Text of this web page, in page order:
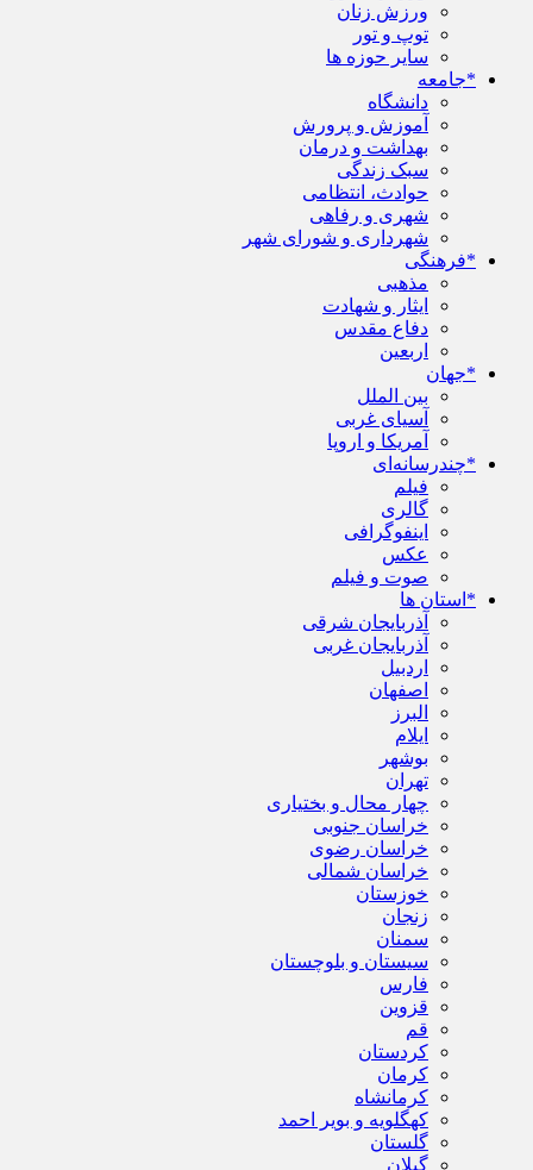
ورزش زنان
توپ و تور
سایر حوزه ها
*جامعه
دانشگاه
آموزش و پرورش
بهداشت و درمان
سبک زندگی
حوادث، انتظامی
شهری و رفاهی
شهرداری و شورای شهر
*فرهنگی
مذهبی
ایثار و شهادت
دفاع مقدس
اربعین
*جهان
بین الملل
آسیای غربی
آمریکا و اروپا
*چندرسانه‌ای
فیلم
گالری
اینفوگرافی
عکس
صوت و فیلم
*استان ها
آذربایجان شرقی
آذربایجان غربی
اردبیل
اصفهان
البرز
ایلام
بوشهر
تهران
چهار محال و بختیاری
خراسان جنوبی
خراسان رضوی
خراسان شمالی
خوزستان
زنجان
سمنان
سیستان و بلوچستان
فارس
قزوین
قم
کردستان
کرمان
کرمانشاه
کهگلویه و بویر احمد
گلستان
گیلان